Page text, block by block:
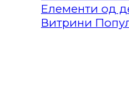
Елементи од
Витрини